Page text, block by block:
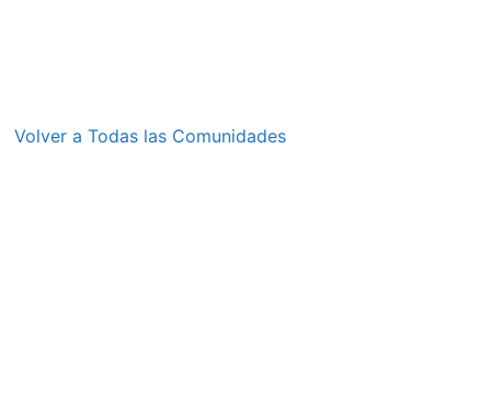
Volver a Todas las Comunidades